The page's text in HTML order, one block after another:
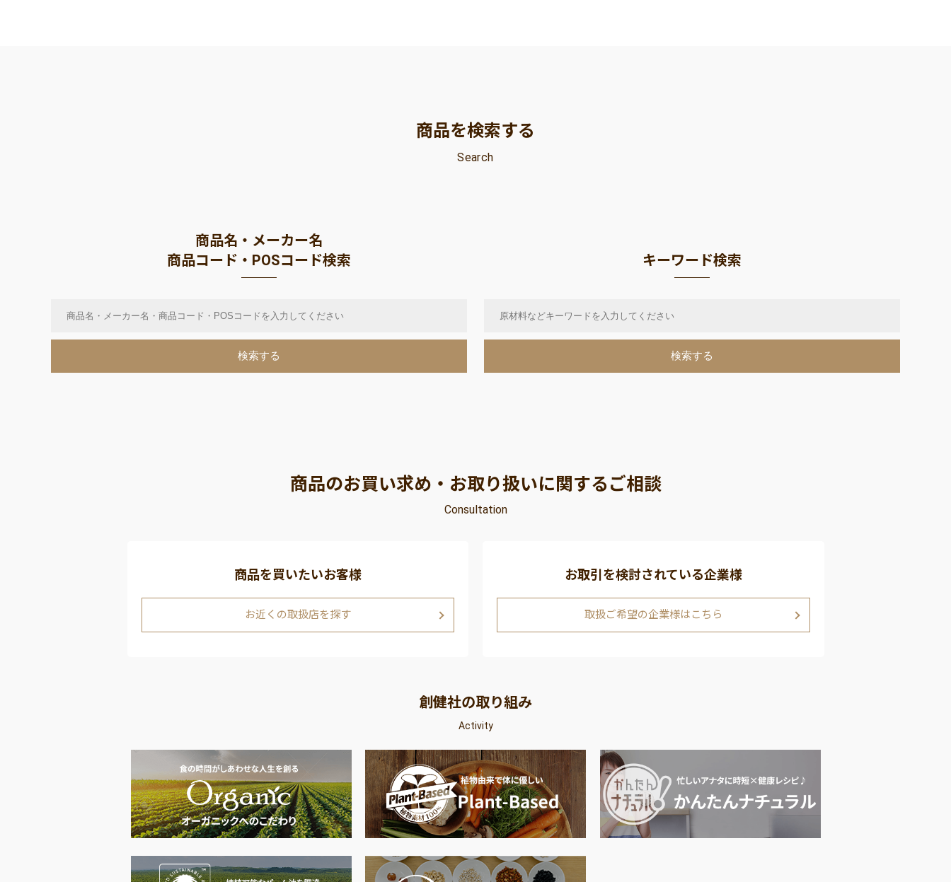
商品を検索する
Search
商品名・メーカー名
商品コード・POSコード検索
キーワード検索
商品のお買い求め・お取り扱いに関するご相談
Consultation
商品を買いたいお客様
お近くの取扱店を探す
お取引を検討されている企業様
取扱ご希望の企業様はこちら
創健社の取り組み
Activity